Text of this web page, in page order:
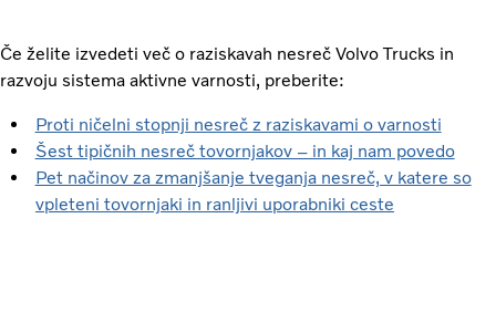
Če želite izvedeti več o raziskavah nesreč Volvo Trucks in
razvoju sistema aktivne varnosti, preberite:
Proti ničelni stopnji nesreč z raziskavami o varnosti
Šest tipičnih nesreč tovornjakov – in kaj nam povedo
Pet načinov za zmanjšanje tveganja nesreč, v katere so
vpleteni tovornjaki in ranljivi uporabniki ceste